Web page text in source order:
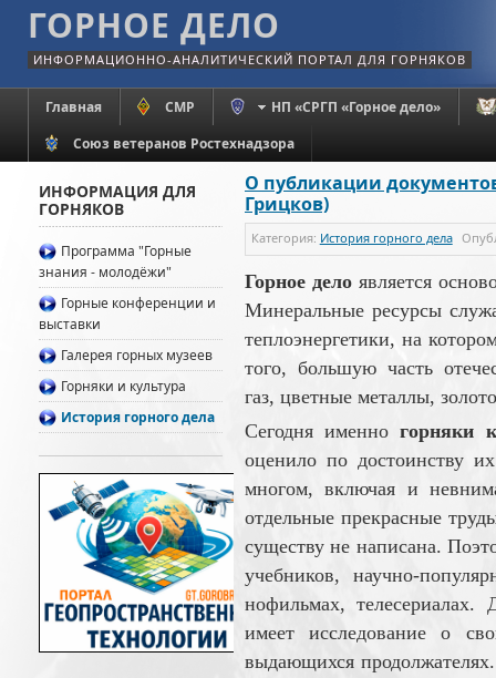
ГОРНОЕ ДЕЛО
ИНФОРМАЦИОННО-АНАЛИТИЧЕСКИЙ ПОРТАЛ ДЛЯ ГОРНЯКОВ
Главная СМР
НП «СРГП «Горное дело»
Союз ветеранов Ростехнадзора
О публикации
Грицков)
Категория: История горного дела
Горное делоявляется
Мине­ральные ре­сурсы
тепло­энергетики, на
того, боль­шую часть
газ, цвет­ные ме­таллы,
Сегодня именногорняки
оцени­ло по дос­тоин­ству
многом, вклю­чая и
отдель­ные пре­крас­ные
существу не написана.
учеб­ников, научно-
нофильмах, телесериалах.
имеет ис­следо­вание о
выдающихся
ИНФОРМАЦИЯ ДЛЯ
ГОРНЯКОВ
Программа "Горные
знания - молодёжи"
Горные конференции и
выставки
Галерея горных музеев
Горняки и культура
История горного дела